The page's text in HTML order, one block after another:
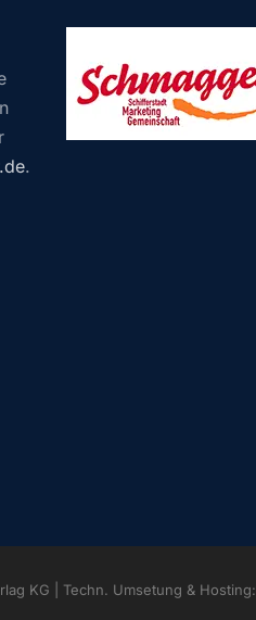
.
KG | Techn. Umsetung & Hosting: